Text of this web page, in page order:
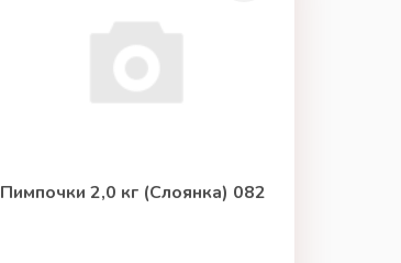
Пимпочки 2,0 кг (Слоянка) 082